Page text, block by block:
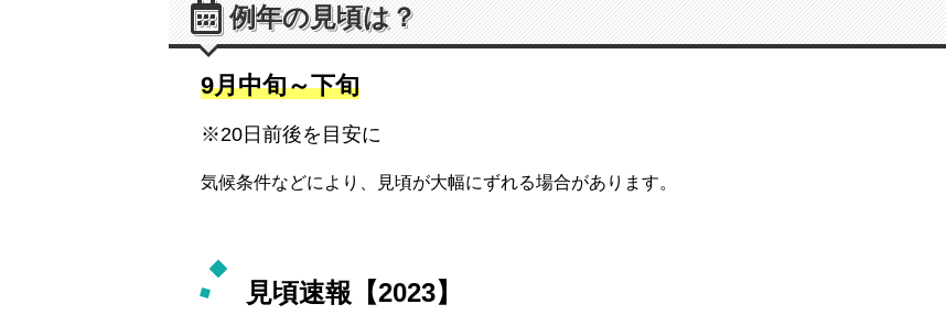
例年の見頃は？
9月中旬～下旬
※20日前後を目安に
気候条件などにより、見頃が大幅にずれる場合があります。
見頃速報【2023】